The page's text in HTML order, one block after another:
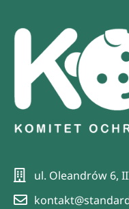
ul. Oleandrów 6,